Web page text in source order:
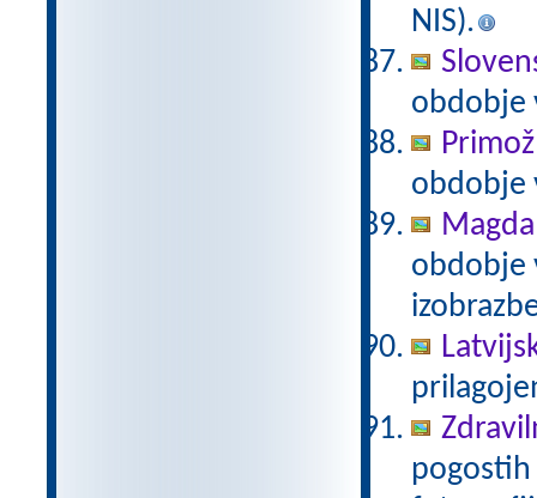
NIS).
obdobje
obdobje
obdobje
pogostih